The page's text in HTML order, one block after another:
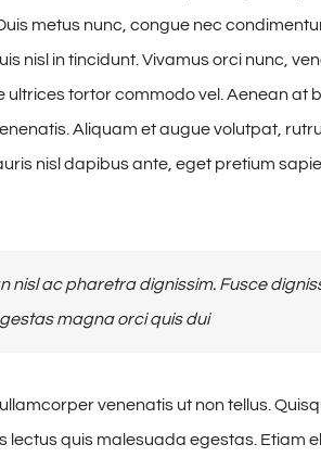
metus nunc, congue nec
nisl in tincidunt. Vivamus orci nunc,
ultrices tortor commodo vel. Aenean
Aliquam et augue volutpat,
nisl dapibus ante, eget pretium
nisl ac pharetra dignissim. Fusce
magna orci quis dui
venenatis ut non tellus.
lectus quis malesuada egestas. Etiam